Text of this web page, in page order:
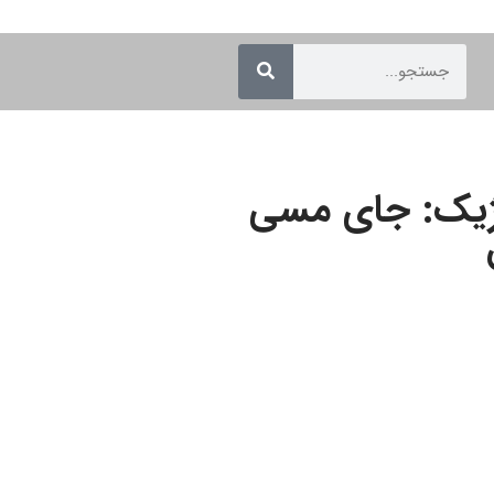
جای مسی